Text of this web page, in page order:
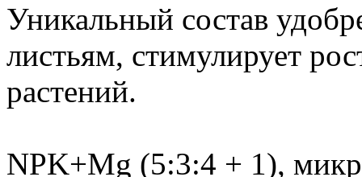
Уникальный состав
листьям, стимулирует
растений.
NPK+Mg (5:3:4 + 1),